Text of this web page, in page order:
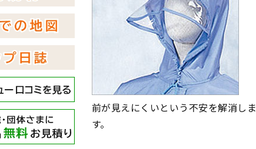
前が見えにくいという不安を解消しま
す。